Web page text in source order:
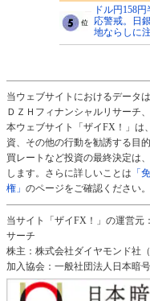
ドル円158
応警戒。日
地ならしに
当ウェブサイトにおけるデータ
ＤＺＨフィナンシャルリサーチ
本ウェブサイト「ザイFX！」は
資、その他の行動を勧誘する目
買レートなど投資の最終決定は
します。さらに詳しいことは 「
権」 のページをご確認ください。
当サイト「ザイFX！」の運営元
サーチ
株主：株式会社ダイヤモンド社（
加入協会：一般社団法人日本暗